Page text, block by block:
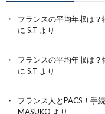
フランスの平均年収は
に S.T より
フランスの平均年収は
に S.T より
フランス人とPACS！手
MASUKO より